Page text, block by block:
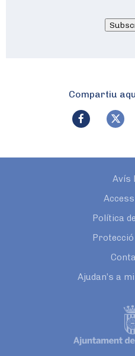
Compartiu
Avís
Política
Protecció
Ajudan’s a